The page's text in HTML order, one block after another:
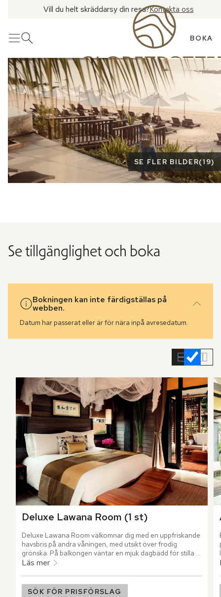
Vill du helt skräddarsy din resa?Kontakta oss
MenyÖppna sök BOKA
Se fler bilder
SE FLER BILDER(19)
Se tillgänglighet och boka
Bokningen kan inte färdigställas på
webben.
Datum har passerat eller är för nära inpå avresedatum.
Hoppa
Deluxe Lawana Room (1 st)
Deluxe Lawana Room välkomnar dig med en uppfriskande
havsbris på andra våningen, med utsikt över frodig
grönska. På balkongen väntar en mjuk dagbädd för stilla
stunder, medan det generösa badkaret ramar in rofyllda
Läs mer
SÖK FÖR PRISFÖRSLAG